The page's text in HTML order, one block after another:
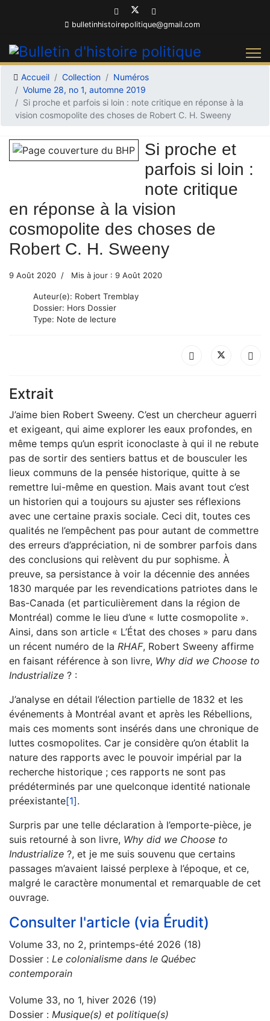
bulletinhistoirepolitique@gmail.com
Accueil Collection
Numéros
Volume 28, no 1, automne 2019
Si proche et parfois si loin : note critique en réponse à la
vision cosmopolite des choses de Robert C. H. Sweeny
Si proche et
parfois si loin :
note critique
en réponse à la vision
cosmopolite des choses de
Robert C. H. Sweeny
9 Août 2020 Mis à jour : 9 Août 2020
Auteur(e): Robert Tremblay
Dossier: Hors Dossier
Type: Note de lecture
Extrait
J’aime bien Robert Sweeny. C’est un chercheur aguerri
et exigeant, qui aime explorer les eaux profondes, en
même temps qu’un esprit iconoclaste à qui il ne rebute
pas de sortir des sentiers battus et de bousculer les
lieux communs de la pensée historique, quitte à se
remettre lui-même en question. Mais avant tout c’est
un historien qui a toujours su ajuster ses réflexions
avec une certaine praxis sociale. Ceci dit, toutes ces
qualités ne l’empêchent pas pour autant de commettre
des erreurs d’appréciation, ni de sombrer parfois dans
des conclusions qui relèvent du pur sophisme. À
preuve, sa persistance à voir la décennie des années
1830 marquée par les revendications patriotes dans le
Bas-Canada (et particulièrement dans la région de
Montréal) comme le lieu d’une « lutte cosmopolite ».
Ainsi, dans son article « L’État des choses » paru dans
un récent numéro de la RHAF, Robert Sweeny affirme
en faisant référence à son livre, Why did we Choose to
Industrialize ? :
J’analyse en détail l’élection partielle de 1832 et les
événements à Montréal avant et après les Rébellions,
mais ces moments sont insérés dans une chronique de
luttes cosmopolites. Car je considère qu’on établit la
nature des rapports avec le pouvoir impérial par la
recherche historique ; ces rapports ne sont pas
prédéterminés par une quelconque identité nationale
préexistante[1].
Surpris par une telle déclaration à l’emporte-pièce, je
suis retourné à son livre, Why did we Choose to
Industrialize ?, et je me suis souvenu que certains
passages m’avaient laissé perplexe à l’époque, et ce,
malgré le caractère monumental et remarquable de cet
ouvrage.
Consulter l'article (via Érudit)
Volume 33, no 2, printemps-été 2026 (18)
Dossier : Le colonialisme dans le Québec
contemporain
Volume 33, no 1, hiver 2026 (19)
Dossier : Musique(s) et politique(s)